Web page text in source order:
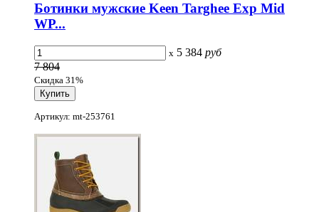
Ботинки мужские Keen Targhee Exp Mid
WP...
x 5 384 руб
7 804
Скидка 31%
Артикул: mt-253761